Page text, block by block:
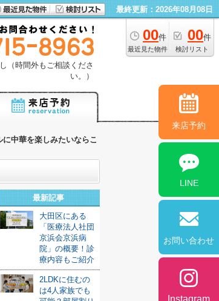
最終更新：2026年08月08日
00件
最近見た物件
00件
検討リスト
（時間外もご相談くださ
い。）
中華を楽しみたいならこ
最新記事
大田区にある
「医療法人社団
京浜会京浜病
院」の概要！診
療内容もご紹介
2LDKに住むの
は4人家族でも
来店予約
LINE
お問い合わせ
Instagram